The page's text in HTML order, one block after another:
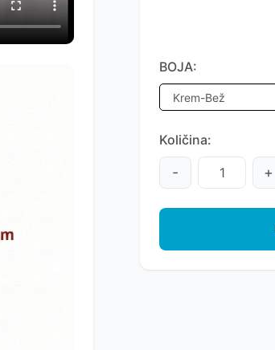
BOJA:
Količina:
- +